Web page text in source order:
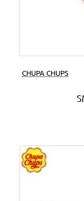
CHUPA CHUPS